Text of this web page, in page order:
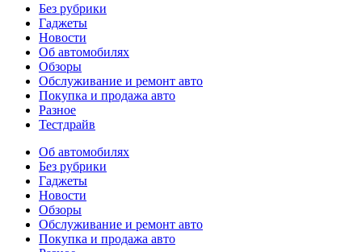
Без рубрики
Гаджеты
Новости
Об автомобилях
Обзоры
Обслуживание и ремонт авто
Покупка и продажа авто
Разное
Тестдрайв
Об автомобилях
Без рубрики
Гаджеты
Новости
Обзоры
Обслуживание и ремонт авто
Покупка и продажа авто